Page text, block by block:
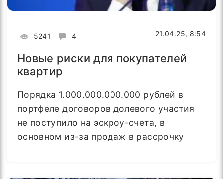
5241 4 21.04.25, 8:54
Новые риски для покупателей
квартир
Порядка 1.000.000.000.000 рублей в
портфеле договоров долевого участия
не поступило на эскроу-счета, в
основном из-за продаж в рассрочку